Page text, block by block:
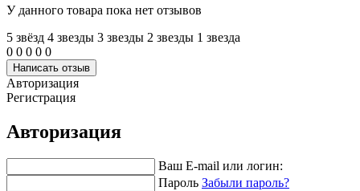
У данного товара пока нет отзывов
5 звёзд 4 звeзды 3 звeзды 2 звeзды 1 звeзда
0 0 0 0 0
Написать отзыв
Авторизация
Регистрация
Авторизация
Ваш E-mail или логин:
Пароль Забыли пароль?